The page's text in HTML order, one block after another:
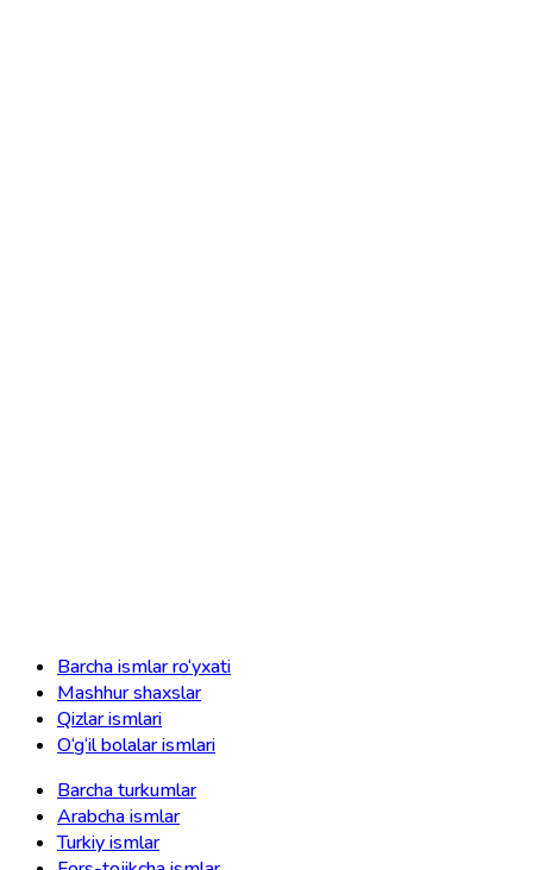
Barcha ismlar ro‘yxati
Mashhur shaxslar
Qizlar ismlari
O‘g‘il bolalar ismlari
Barcha turkumlar
Arabcha ismlar
Turkiy ismlar